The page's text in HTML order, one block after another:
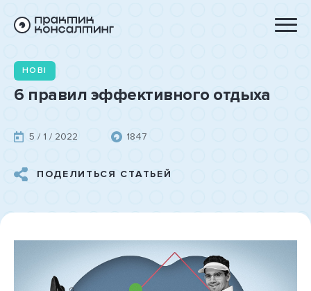
НОВІ
6 правил эффективного отдыха
ПОДЕЛИТЬСЯ СТАТЬЕЙ
1847
5 / 1 / 2022